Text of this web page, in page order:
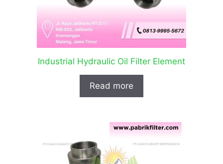
Industrial Hydraulic Oil Filter Element
Read more